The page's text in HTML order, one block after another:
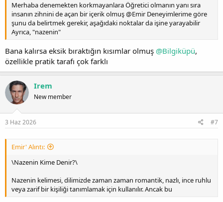
Merhaba denemekten korkmayanlara Öğretici olmanın yanı sıra
insanın zihnini de açan bir içerik olmuş @Emir Deneyimlerime göre
şunu da belirtmek gerekir, aşağıdaki noktalar da işine yarayabilir
Ayrıca, "nazenin"
Bana kalırsa eksik bıraktığın kısımlar olmuş @Bilgiküpü,
özellikle pratik tarafı çok farklı
Irem
New member
3 Haz 2026 #7
Emir' Alıntı:
\Nazenin Kime Denir?\
Nazenin kelimesi, dilimizde zaman zaman romantik, nazlı, ince ruhlu
veya zarif bir kişiliği tanımlamak için kullanılır. Ancak bu